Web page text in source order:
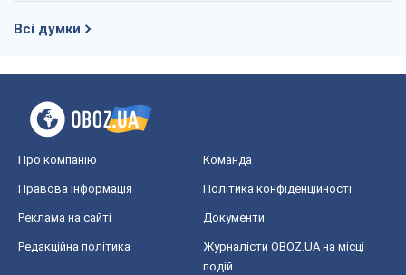
Всі думки
Про компанію Команда
Правова інформація Політика конфіденційності
Реклама на сайті Документи
Редакційна політика
Журналісти OBOZ.UA на місці
подій